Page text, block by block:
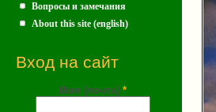
Вопросы и замечания
About this site (english)
Вход на сайт
Имя (почта) *